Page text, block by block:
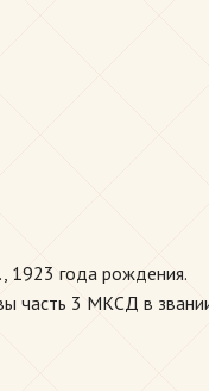
1923 года рождения.
часть 3 МКСД в